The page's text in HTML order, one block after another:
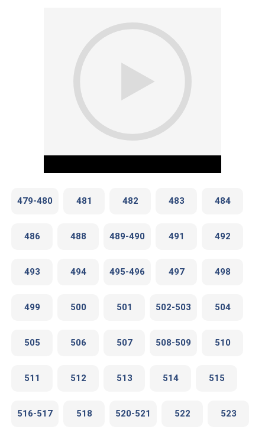
Play Video
479-480 481 482 483 484
486 488 489-490 491 492
493 494 495-496 497 498
499 500 501 502-503 504
505 506 507 508-509 510
511 512 513 514 515
516-517 518 520-521 522 523